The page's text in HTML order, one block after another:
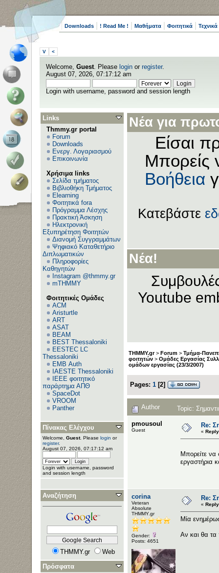
Downloads ! Read Me ! Μαθήματα Φοιτητικά
V <
Welcome, Guest. Please login or register.
August 07, 2026, 07:17:12 am
Login with username, password and session length
Links
Thmmy.gr portal
Forum
Downloads
Ενεργ. Λογαριασμού
Επικοινωνία
Χρήσιμα links
Σελίδα τμήματος
Βιβλιοθήκη Τμήματος
Elearning
Φοιτητικά fora
Πρόγραμμα Λέσχης
Πρακτική Άσκηση
Ηλεκτρονική
Εξυπηρέτηση Φοιτητών
Διανομή Συγγραμμάτων
Ψηφιακό Καταθετήριο
Διπλωματικών
Πληροφορίες
Καθηγητών
Instagram @thmmy.gr
mTHMMY
Φοιτητικές Ομάδες
ACM
Aristurtle
ART
ASAT
BEAM
BEST Thessaloniki
EESTEC LC
Thessaloniki
EΜΒ Auth
IAESTE Thessaloniki
IEEE φοιτητικό
παράρτημα ΑΠΘ
SpaceDot
VROOM
Panther
Πίνακας Ελέγχου
Welcome, Guest. Please login or
register.
August 07, 2026, 07:17:12 am
Login with username, password
and session length
Αναζήτηση
THMMY.gr
Web
Πρόσφατα
Νέα για
Είσαι
Μπορείς
Βοήθεια
Κατεβάστε
Νέα!
Youtube
THMMY.gr> Forum > Τμήμα-
φοιτητών > Ομάδες Εργασίας
ομάδων εργασίας (23/3/2007)
Pages: 1 [2]
Author Topic:
pmousoul
Guest
Re:
«
Μπορείτε να
εργαστήρια
corina
Veteran
Αbsolute
ΤΗΜΜΥ.gr
Gender:
Posts: 4651
Re:
«
Μία
Αν και θα τα